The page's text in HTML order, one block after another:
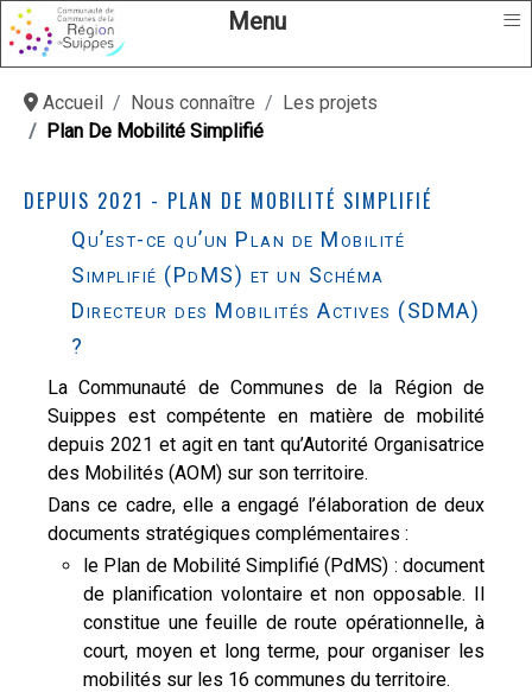
Menu ≡
Accueil Nous connaître
Les projets
Plan De Mobilité Simplifié
DEPUIS 2021 - PLAN DE MOBILITÉ SIMPLIFIÉ
Qu’est-ce qu’un Plan de Mobilité
Simplifié (PdMS) et un Schéma
Directeur des Mobilités Actives (SDMA)
?
La Communauté de Communes de la Région de
Suippes est compétente en matière de mobilité
depuis 2021 et agit en tant qu’Autorité Organisatrice
des Mobilités (AOM) sur son territoire.
Dans ce cadre, elle a engagé l’élaboration de deux
documents stratégiques complémentaires :
le Plan de Mobilité Simplifié (PdMS) : document
de planification volontaire et non opposable. Il
constitue une feuille de route opérationnelle, à
court, moyen et long terme, pour organiser les
mobilités sur les 16 communes du territoire.